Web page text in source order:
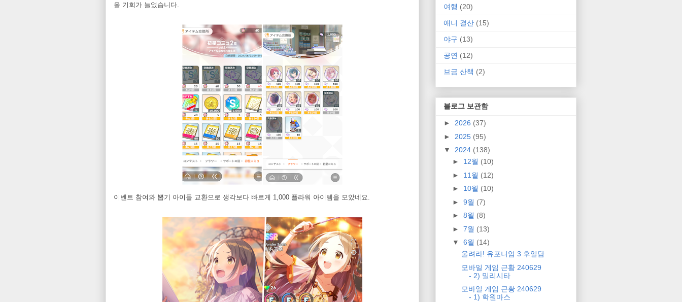
을 기회가 늘었습니다.
이벤트 참여와 뽑기 아이돌 교환으로 생각보다 빠르게 1,000 플라워 아이템을 모았네요.
여행 (20)
애니 결산 (15)
야구 (13)
공연 (12)
브금 산책 (2)
블로그 보관함
► 2026 (37)
► 2025 (95)
▼ 2024 (138)
► 12월 (10)
► 11월 (12)
► 10월 (10)
► 9월 (7)
► 8월 (8)
► 7월 (13)
▼ 6월 (14)
울려라! 유포니엄 3 후일담
모바일 게임 근황 240629
- 2) 밀리시타
모바일 게임 근황 240629
- 1) 학원마스